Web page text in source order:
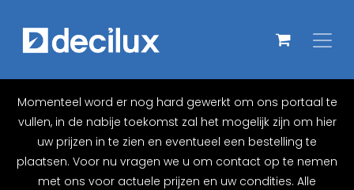
Momenteel word er nog hard gewerkt om ons portaal te
vullen, in de nabije toekomst zal het mogelijk zijn om hier
uw prijzen in te zien en eventueel een bestelling te
plaatsen. Voor nu vragen we u om contact op te nemen
met ons voor actuele prijzen en uw condities. Alle